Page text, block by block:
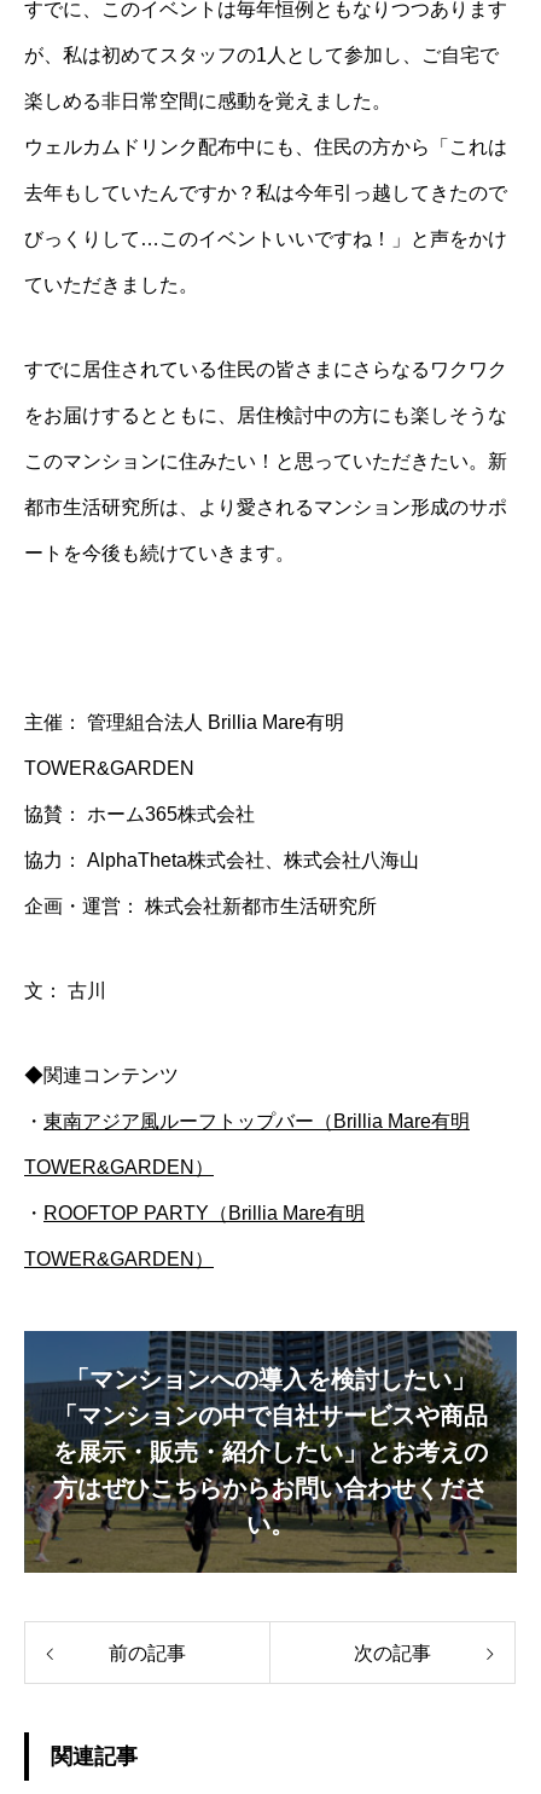
すでに、このイベントは毎年恒例ともなりつつあります
が、私は初めてスタッフの1人として参加し、ご自宅で
楽しめる非日常空間に感動を覚えました。
ウェルカムドリンク配布中にも、住民の方から「これは
去年もしていたんですか？私は今年引っ越してきたので
びっくりして…このイベントいいですね！」と声をかけ
ていただきました。
すでに居住されている住民の皆さまにさらなるワクワク
をお届けするとともに、居住検討中の方にも楽しそうな
このマンションに住みたい！と思っていただきたい。新
都市生活研究所は、より愛されるマンション形成のサポ
ートを今後も続けていきます。
主催： 管理組合法人 Brillia Mare有明
TOWER&GARDEN
協賛： ホーム365株式会社
協力： AlphaTheta株式会社、株式会社八海山
企画・運営： 株式会社新都市生活研究所
文： 古川
◆関連コンテンツ
・ 東南アジア風ルーフトップバー（Brillia Mare有明
TOWER&GARDEN）
・ ROOFTOP PARTY（Brillia Mare有明
TOWER&GARDEN）
「マンションへの導入を検討したい」
「マンションの中で自社サービスや商品
を展示・販売・紹介したい」とお考えの
方はぜひこちらからお問い合わせくださ
い。
前の記事 次の記事
関連記事